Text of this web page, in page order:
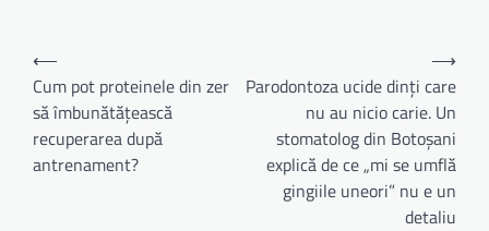
Navigare
în
articole
⟵
Cum pot proteinele din zer
să îmbunătățească
recuperarea după
antrenament?
Parodontoza ucide dinți care
nu au nicio carie. Un
stomatolog din Botoșani
explică de ce „mi se umflă
gingiile uneori” nu e un
detaliu
⟶